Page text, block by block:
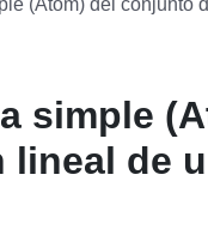
simple
de